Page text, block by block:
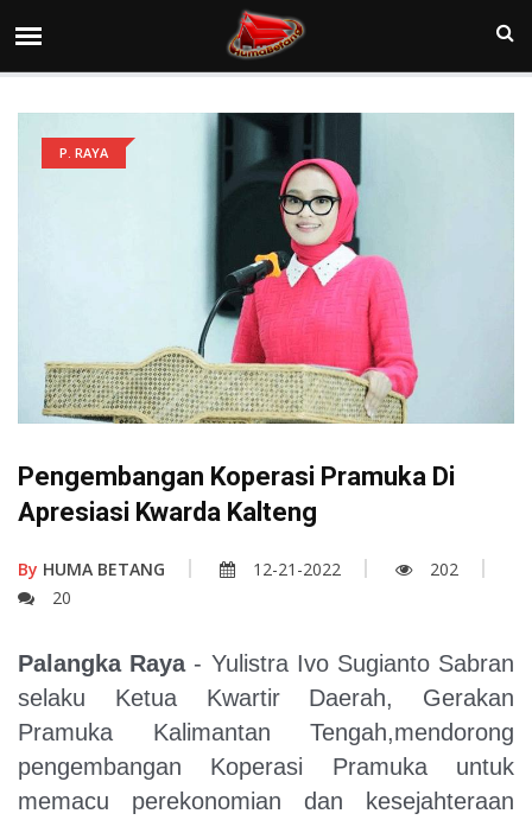
P. RAYA
Pengembangan Koperasi Pramuka Di
Apresiasi Kwarda Kalteng
By HUMA BETANG 12-21-2022
202
20
Palangka Raya - Yulistra Ivo Sugianto Sabran
selaku Ketua Kwartir Daerah, Gerakan
Pramuka Kalimantan Tengah,mendorong
pengembangan Koperasi Pramuka untuk
memacu perekonomian dan kesejahteraan